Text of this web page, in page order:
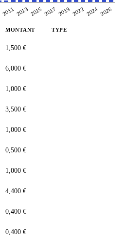
2011 2013 2015 2017 2019 2022 2024 2026
MONTANT TYPE
1,500 €
6,000 €
1,000 €
3,500 €
1,000 €
0,500 €
1,000 €
4,400 €
0,400 €
0,400 €